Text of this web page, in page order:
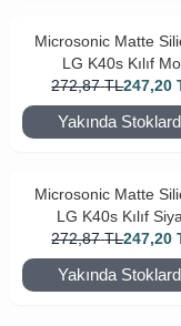
Microsonic Matte
LG K40s Kılıf
272,87 TL247,20
Yakında
Microsonic Matte
LG K40s Kılıf
272,87 TL247,20
Yakında